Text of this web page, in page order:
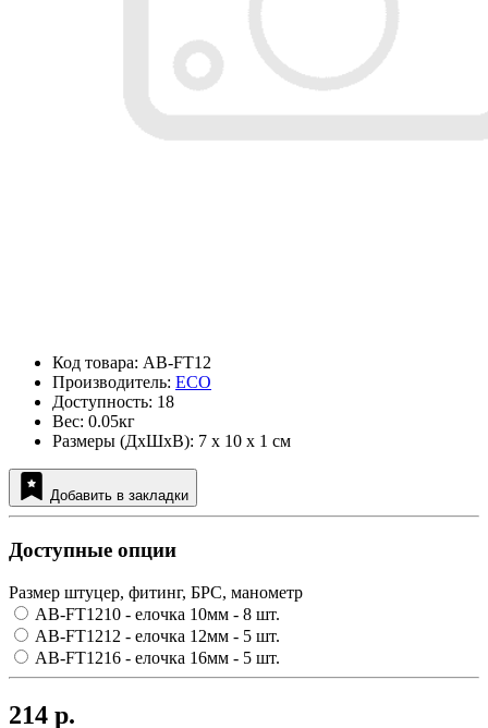
Код товара: AB-FT12
Производитель: ECO
Доступность: 18
Вес: 0.05кг
Размеры (ДxШxВ): 7 x 10 x 1 см
Добавить в закладки
Доступные опции
Размер штуцер, фитинг, БРС, манометр
AB-FT1210 - елочка 10мм - 8 шт.
AB-FT1212 - елочка 12мм - 5 шт.
AB-FT1216 - елочка 16мм - 5 шт.
214 р.